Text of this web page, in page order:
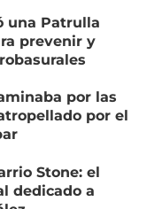
una Patrulla
prevenir y
por las
por el
Stone: el
dedicado a